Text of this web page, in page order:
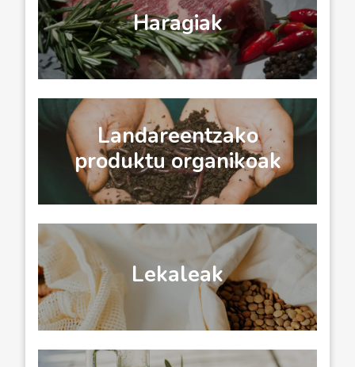
Haragiak
Landareentzako
produktu organikoak
Lekaleak